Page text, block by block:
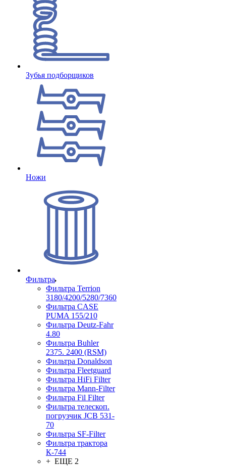
Зубья подборщиков
Ножи
Фильтра
Фильтра Terrion
3180/4200/5280/7360
Фильтра CASE
PUMA 155/210
Фильтра Deutz-Fahr
4.80
Фильтра Buhler
2375. 2400 (RSM)
Фильтра Donaldson
Фильтра Fleetguard
Фильтра HiFi Filter
Фильтра Mann-Filter
Фильтра Fil Filter
Фильтра телескоп.
погрузчик JCB 531-
70
Фильтра SF-Filter
Фильтра трактора
К-744
+ ЕЩЕ 2